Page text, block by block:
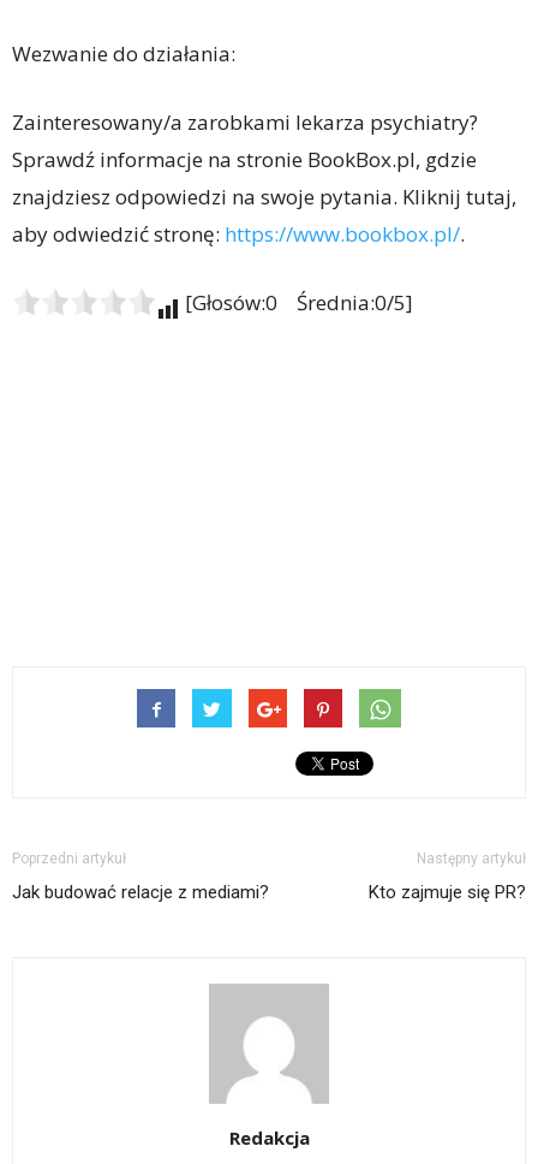
Wezwanie do działania:
Zainteresowany/a zarobkami lekarza psychiatry?
Sprawdź informacje na stronie BookBox.pl, gdzie
znajdziesz odpowiedzi na swoje pytania. Kliknij tutaj,
aby odwiedzić stronę: https://www.bookbox.pl/.
[Głosów:0 Średnia:0/5]
Poprzedni artykuł
Jak budować relacje z mediami?
Następny artykuł
Kto zajmuje się PR?
Redakcja